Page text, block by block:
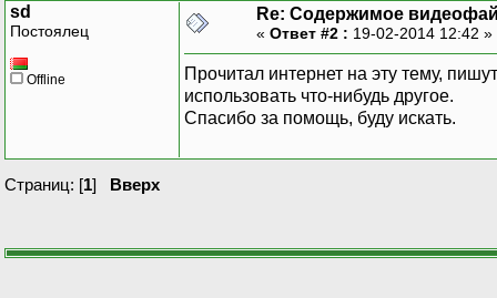
sd
Постоялец
Offline
Re: Содержимое
« Ответ #2 : 19-02-2014 12:42 »
Прочитал интернет на эту тему,
использовать что-нибудь другое.
Спасибо за помощь, буду искать.
Страниц: [1] Вверх